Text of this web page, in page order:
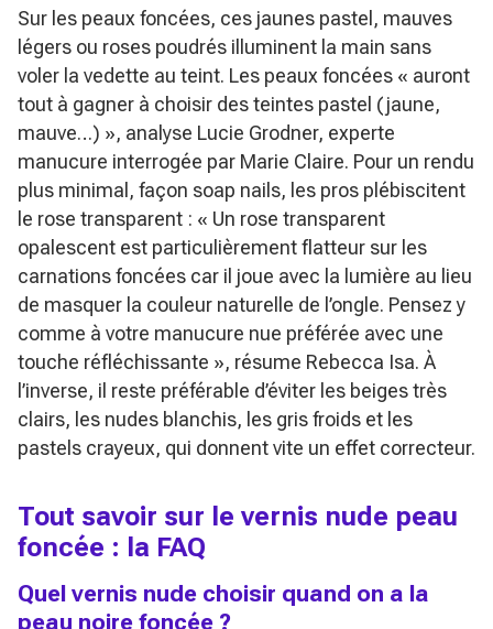
Sur les peaux foncées, ces jaunes pastel, mauves
légers ou roses poudrés illuminent la main sans
voler la vedette au teint. Les peaux foncées « auront
tout à gagner à choisir des teintes pastel (jaune,
mauve…) », analyse Lucie Grodner, experte
manucure interrogée par Marie Claire. Pour un rendu
plus minimal, façon soap nails, les pros plébiscitent
le rose transparent : « Un rose transparent
opalescent est particulièrement flatteur sur les
carnations foncées car il joue avec la lumière au lieu
de masquer la couleur naturelle de l’ongle. Pensez y
comme à votre manucure nue préférée avec une
touche réfléchissante », résume Rebecca Isa. À
l’inverse, il reste préférable d’éviter les beiges très
clairs, les nudes blanchis, les gris froids et les
pastels crayeux, qui donnent vite un effet correcteur.
Tout savoir sur le vernis nude peau
foncée : la FAQ
Quel vernis nude choisir quand on a la
peau noire foncée ?